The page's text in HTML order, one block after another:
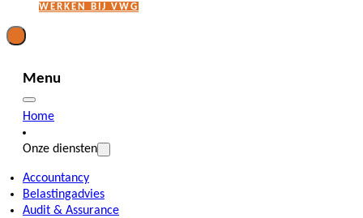
WERKEN BIJ VWG
Menu
Home
Onze diensten
Accountancy
Belastingadvies
Audit & Assurance